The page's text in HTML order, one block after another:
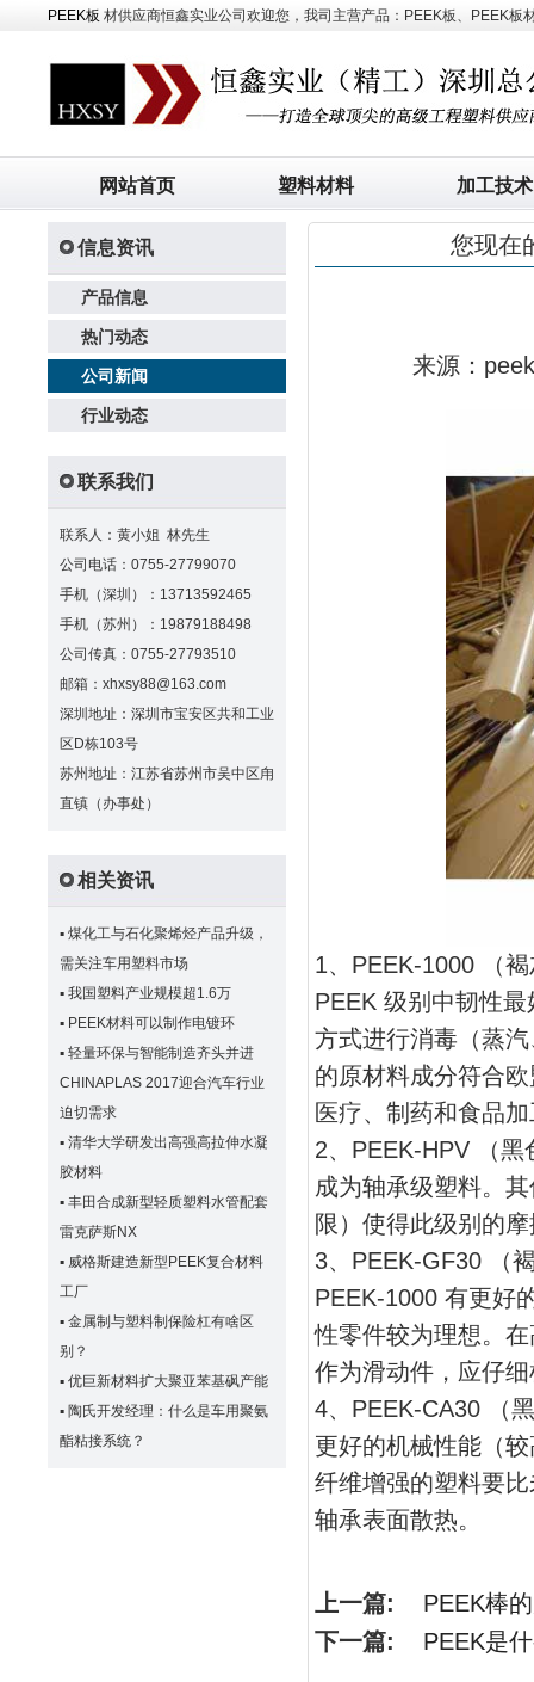
PEEK板 材供应商恒鑫实业公司欢迎您，我司主营产品：PEEK板、PEEK板
网站首页 塑料材料 加工技术
信息资讯
产品信息
热门动态
公司新闻
行业动态
联系我们
联系人：黄小姐 林先生
公司电话：0755-27799070
手机（深圳）：13713592465
手机（苏州）：19879188498
公司传真：0755-27793510
邮箱：xhxsy88@163.com
深圳地址：深圳市宝安区共和工业
区D栋103号
苏州地址：江苏省苏州市吴中区甪
直镇（办事处）
相关资讯
▪ 煤化工与石化聚烯烃产品升级，
需关注车用塑料市场
▪ 我国塑料产业规模超1.6万
▪ PEEK材料可以制作电镀环
▪ 轻量环保与智能制造齐头并进
CHINAPLAS 2017迎合汽车行业
迫切需求
▪ 清华大学研发出高强高拉伸水凝
胶材料
▪ 丰田合成新型轻质塑料水管配套
雷克萨斯NX
▪ 威格斯建造新型PEEK复合材料
工厂
▪ 金属制与塑料制保险杠有啥区
别？
▪ 优巨新材料扩大聚亚苯基砜产能
▪ 陶氏开发经理：什么是车用聚氨
酯粘接系统？
您现在
来源：
1、PEEK-1000 （
PEEK 级别中韧性
方式进行消毒（蒸
的原材料成分符合
医疗、制药和食品
2、PEEK-HPV （
成为轴承级塑料。
限）使得此级别的
3、PEEK-GF30 （
PEEK-1000 有更好
性零件较为理想。
作为滑动件，应仔
4、PEEK-CA30 （
更好的机械性能（
纤维增强的塑料要
轴承表面散热。
上一篇: PEEK棒
下一篇: PEEK是